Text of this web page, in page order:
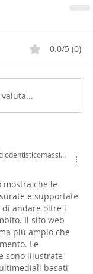
0.0/5 (0)
rugahazas91+studiodentisticomassim14ed55
mostra che le
e supportate
di andare oltre i
Il sito web
più ampio che
Le
sono illustrate
basati